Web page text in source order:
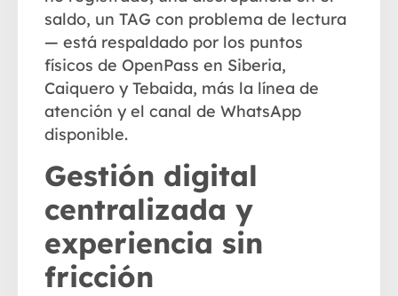
saldo, un TAG con problema de lectura
— está respaldado por los puntos
físicos de OpenPass en Siberia,
Caiquero y Tebaida, más la línea de
atención y el canal de WhatsApp
disponible.
Gestión digital
centralizada y
experiencia sin
fricción